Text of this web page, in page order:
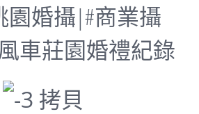
園婚攝|#商業攝
車莊園婚禮紀錄